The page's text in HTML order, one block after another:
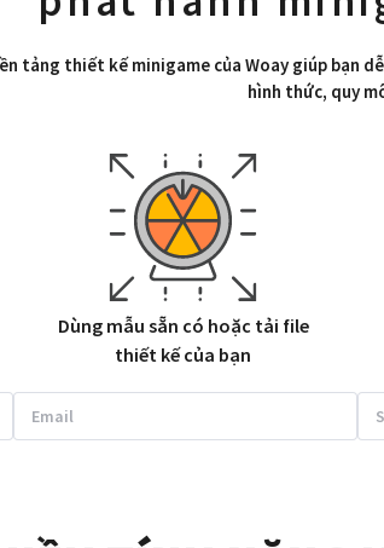
tảng thiết kế minigame của Woay giúp bạn
hình thức, quy
Dùng mẫu sẵn có hoặc tải file
thiết kế của bạn